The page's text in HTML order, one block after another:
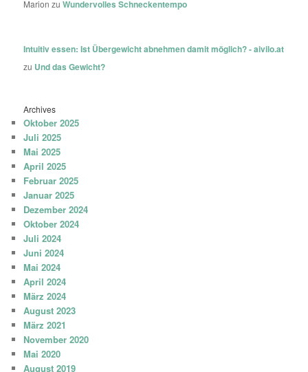
Marion zuWundervolles Schneckentempo
Intuitiv essen: Ist Übergewicht abnehmen damit möglich? - aivilo.at
zu Und das Gewicht?
Archives
Oktober 2025
Juli 2025
Mai 2025
April 2025
Februar 2025
Januar 2025
Dezember 2024
Oktober 2024
Juli 2024
Juni 2024
Mai 2024
April 2024
März 2024
August 2023
März 2021
November 2020
Mai 2020
August 2019